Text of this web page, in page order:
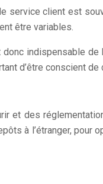
service client est
être variables.
indispensable
d’être conscient
et des
à l’étranger, pour